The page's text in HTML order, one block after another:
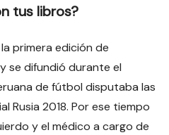
tus libros?
primera edición de
se difundió durante el
de fútbol disputaba las
Rusia 2018. Por ese tiempo
y el médico a cargo de